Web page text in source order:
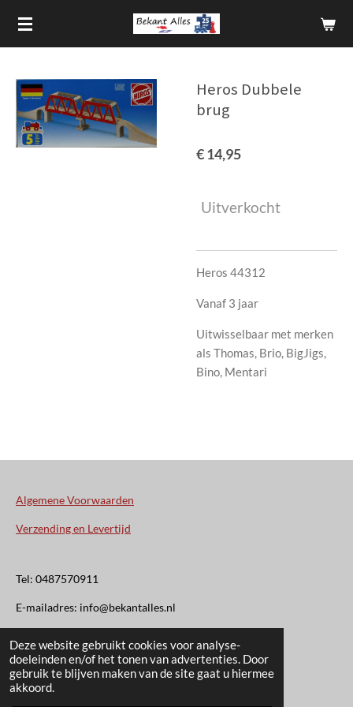
Deze website gebruikt cookies voor analyse-
doeleinden en/of het tonen van advertenties. Door
gebruik te blijven maken van de site gaat u hiermee
akkoord.
Ga
direct
hoofdinhoud
Heros Dubbele
brug
€ 14,95
Uitverkocht
Heros 44312
Vanaf 3 jaar
Uitwisselbaar met merken
als Thomas, Brio, BigJigs,
Bino, Mentari
Algemene Voorwaarden
Verzending en Levertijd
Tel: 0487570911
E-mailadres: info@bekantalles.nl
Rooysestraat 4
6621AM Dreumel
© 2020 - 2026 Bekant Alles